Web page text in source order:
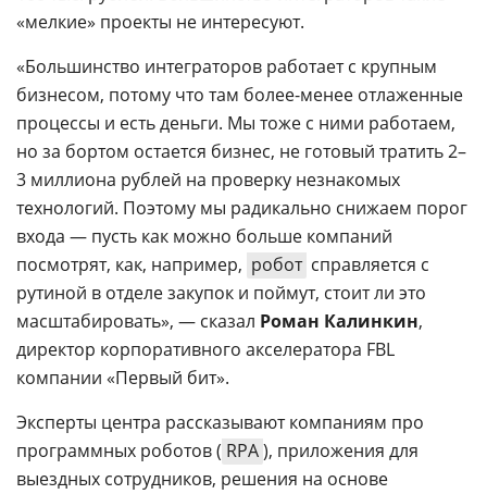
«мелкие» проекты не интересуют.
«Большинство интеграторов работает с крупным
бизнесом, потому что там более-менее отлаженные
процессы и есть деньги. Мы тоже с ними работаем,
но за бортом остается бизнес, не готовый тратить 2–
3 миллиона рублей на проверку незнакомых
технологий. Поэтому мы радикально снижаем порог
входа — пусть как можно больше компаний
посмотрят, как, например, робот справляется с
рутиной в отделе закупок и поймут, стоит ли это
масштабировать», — сказал Роман Калинкин,
директор корпоративного акселератора FBL
компании «Первый бит».
Эксперты центра рассказывают компаниям про
программных роботов ( RPA), приложения для
выездных сотрудников, решения на основе